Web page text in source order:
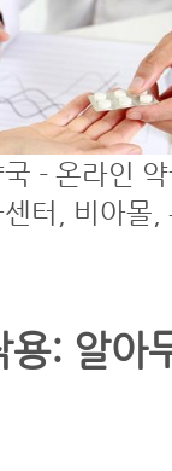
- 온라인
터, 비아몰
: 알아